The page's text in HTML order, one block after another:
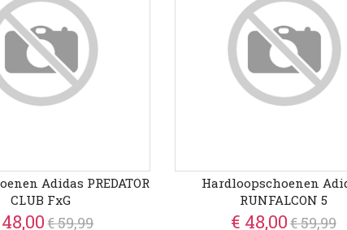
Adidas PREDATOR
CLUB FxG
€ 59,99
Hardloopschoenen
RUNFALCON 5
€ 48,00€ 59,99